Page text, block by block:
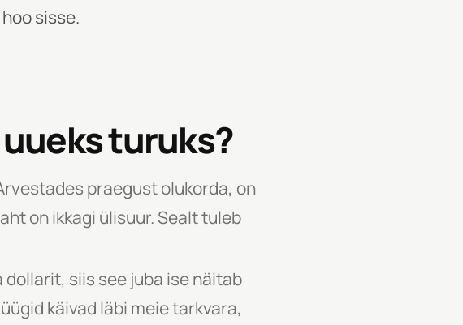
sisse.
turuks?
praegust olukorda, on
on ikkagi ülisuur. Sealt tuleb
siis see juba ise näitab
käivad läbi meie tarkvara,